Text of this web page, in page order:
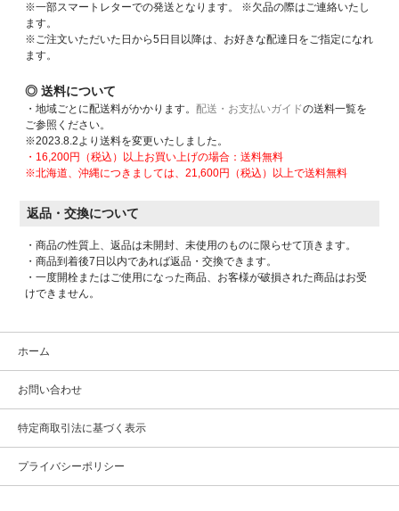
※一部スマートレターでの発送となります。 ※欠品の際はご連絡いたし
ます。
※ご注文いただいた日から5日目以降は、お好きな配達日をご指定になれ
ます。
◎ 送料について
・地域ごとに配送料がかかります。 配送・お支払いガイドの送料一覧を
ご参照ください。
※2023.8.2より送料を変更いたしました。
・16,200円（税込）以上お買い上げの場合：送料無料
※北海道、沖縄につきましては、21,600円（税込）以上で送料無料
返品・交換について
・商品の性質上、返品は未開封、未使用のものに限らせて頂きます。
・商品到着後7日以内であれば返品・交換できます。
・一度開栓またはご使用になった商品、お客様が破損された商品はお受
けできません。
ホーム
お問い合わせ
特定商取引法に基づく表示
プライバシーポリシー